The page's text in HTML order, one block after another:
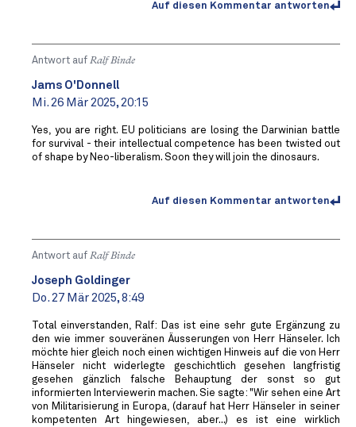
Auf diesen Kommentar antworten
Antwort auf Ralf Binde
Jams O'Donnell
Mi. 26 Mär 2025, 20:15
Yes, you are right. EU politicians are losing the Darwinian battle
for survival - their intellectual competence has been twisted out
of shape by Neo-liberalism. Soon they will join the dinosaurs.
Auf diesen Kommentar antworten
Antwort auf Ralf Binde
Joseph Goldinger
Do. 27 Mär 2025, 8:49
Total einverstanden, Ralf: Das ist eine sehr gute Ergänzung zu
den wie immer souveränen Äusserungen von Herr Hänseler. Ich
möchte hier gleich noch einen wichtigen Hinweis auf die von Herr
Hänseler nicht widerlegte geschichtlich gesehen langfristig
gesehen gänzlich falsche Behauptung der sonst so gut
informierten Interviewerin machen. Sie sagte: "Wir sehen eine Art
von Militarisierung in Europa, (darauf hat Herr Hänseler in seiner
kompetenten Art hingewiesen, aber...) es ist eine wirklich